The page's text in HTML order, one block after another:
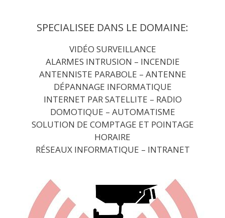
SPECIALISEE DANS LE DOMAINE:
VIDÉO SURVEILLANCE
ALARMES INTRUSION – INCENDIE
ANTENNISTE PARABOLE – ANTENNE
DÉPANNAGE INFORMATIQUE
INTERNET PAR SATELLITE – RADIO
DOMOTIQUE – AUTOMATISME
SOLUTION DE COMPTAGE ET POINTAGE
HORAIRE
RÉSEAUX INFORMATIQUE – INTRANET